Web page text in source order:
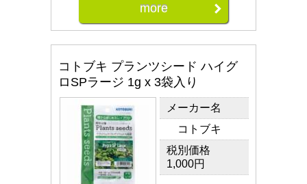
more
コトブキ プランツシード ハイグ
ロSPラージ 1g x 3袋入り
メーカー名
コトブキ
税別価格
1,000円